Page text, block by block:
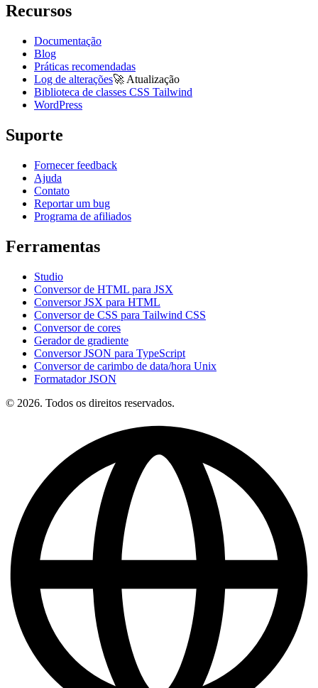
Recursos
Documentação
Blog
Práticas recomendadas
Log de alterações🚀 Atualização
Biblioteca de classes CSS Tailwind
WordPress
Suporte
Fornecer feedback
Ajuda
Contato
Reportar um bug
Programa de afiliados
Ferramentas
Studio
Conversor de HTML para JSX
Conversor JSX para HTML
Conversor de CSS para Tailwind CSS
Conversor de cores
Gerador de gradiente
Conversor JSON para TypeScript
Conversor de carimbo de data/hora Unix
Formatador JSON
© 2026. Todos os direitos reservados.